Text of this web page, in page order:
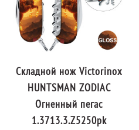
Складной нож Victorinox
HUNTSMAN ZODIAC
Огненный пегас
1.3713.3.Z5250pk